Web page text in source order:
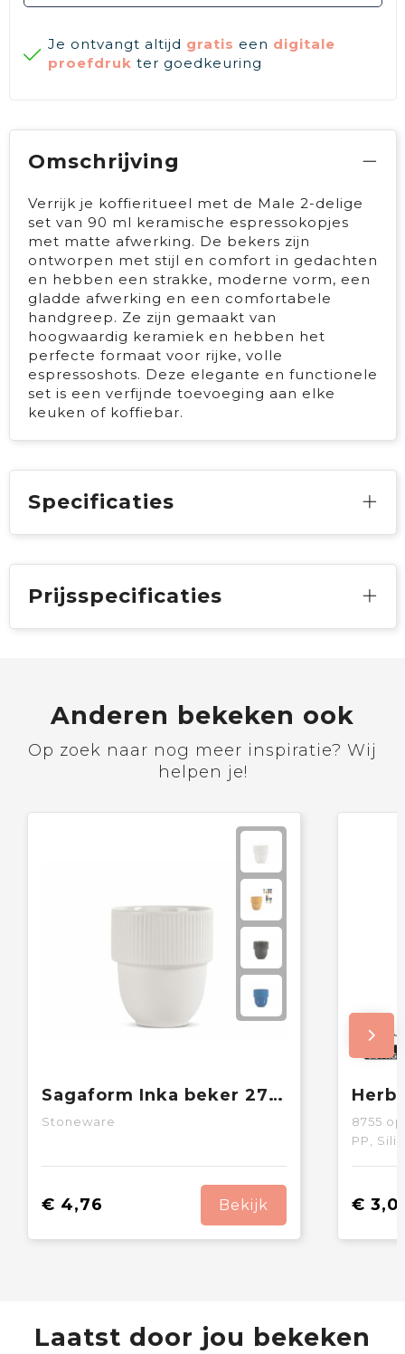
Je ontvangt altijd gratis een digitale
proefdruk ter goedkeuring
Omschrijving
Verrijk je koffieritueel met de Male 2-delige
set van 90 ml keramische espressokopjes
met matte afwerking. De bekers zijn
ontworpen met stijl en comfort in gedachten
en hebben een strakke, moderne vorm, een
gladde afwerking en een comfortabele
handgreep. Ze zijn gemaakt van
hoogwaardig keramiek en hebben het
perfecte formaat voor rijke, volle
espressoshots. Deze elegante en functionele
set is een verfijnde toevoeging aan elke
keuken of koffiebar.
Specificaties
Prijsspecificaties
Anderen bekeken ook
Op zoek naar nog meer inspiratie? Wij
helpen je!
Sagaform Inka beker 270ml
Stoneware
€ 4,76 Bekijk
8755
PP,
€
Laatst door jou bekeken